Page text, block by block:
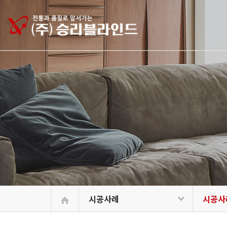
리
블
인
시공사례 시공